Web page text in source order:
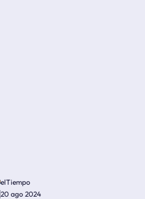
elTiempo
20 ago 2024